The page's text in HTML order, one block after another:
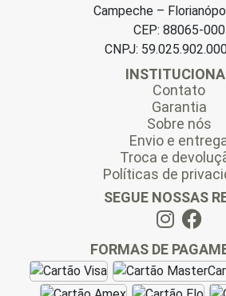
Campeche –
CEP: 88065-000
CNPJ:
Contato
Garantia
Sobre nós
Envio e
Troca e
Políticas de
SEGUE NOSSAS
FORMAS DE